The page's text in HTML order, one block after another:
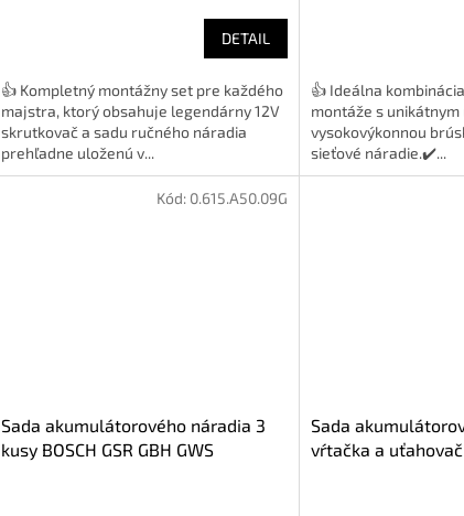
DETAIL
👍 Kompletný montážny set pre každého
majstra, ktorý obsahuje legendárny 12V
skrutkovač a sadu ručného náradia
prehľadne uloženú v...
👍 Ideálna
montáže s unikátnym
vysokovýkonnou
sieťové náradie.✔️...
Sada akumulátorového náradia 3
kusy BOSCH GSR GBH GWS
Kód: 0.615.A50.09G
Sada
vŕtačka a uťahovač